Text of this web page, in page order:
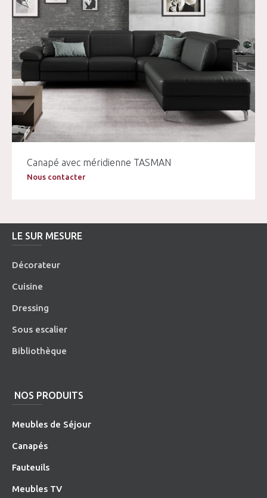
Canapé avec méridienne TASMAN
Nous contacter
LE SUR MESURE
Décorateur
Cuisine
Dressing
Sous escalier
Bibliothèque
NOS PRODUITS
Meubles de Séjour
Canapés
Fauteuils
Meubles TV